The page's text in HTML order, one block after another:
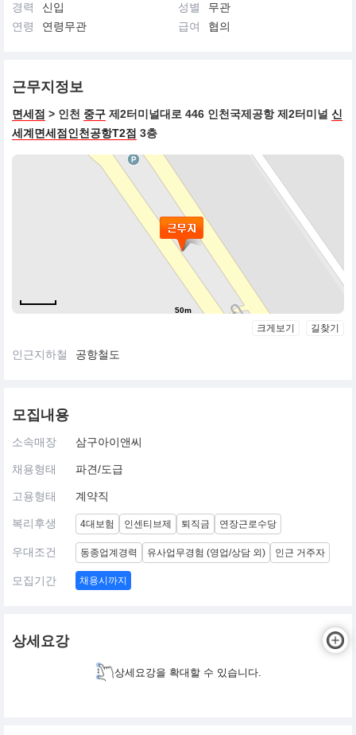
경력
신입 성별
무관
연령
연령무관 급여 협의
근무지정보
면세점 > 인천 중구 제2터미널대로 446 인천국제공항 제2터미널 신
세계면세점인천공항T2점 3층
50m
크게보기 길찾기
인근지하철 공항철도
모집내용
소속매장 삼구아이앤씨
채용형태 파견/도급
고용형태 계약직
복리후생 4대보험 인센티브제 퇴직금 연장근로수당
우대조건 동종업계경력 유사업무경험 (영업/상담 외) 인근 거주자
모집기간 채용시까지
상세요강
상세요강을 확대할 수 있습니다.